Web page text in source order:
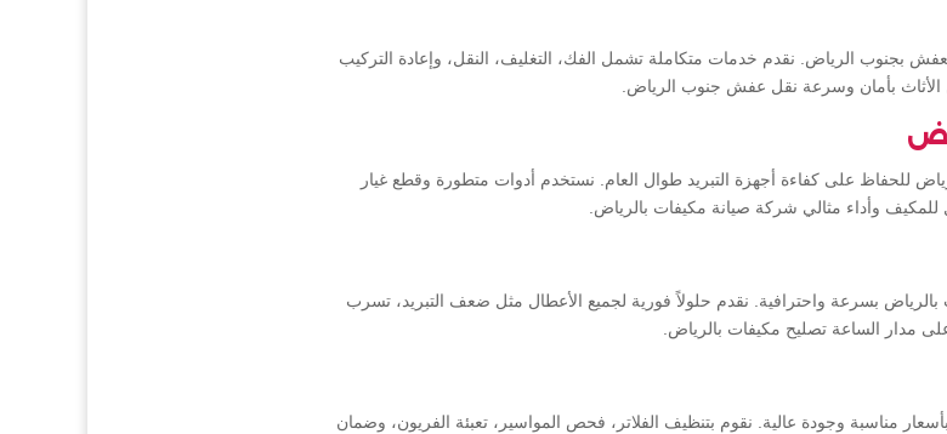
بجنوب الرياض. نقدم خدمات متكاملة تشمل الفك، التغليف، النقل، وإعادة التركيب
بأمان وسرعة نقل عفش جنوب الرياض.
للحفاظ على كفاءة أجهزة التبريد طوال العام. نستخدم أدوات متطورة وقطع غيار
وأداء مثالي شركة صيانة مكيفات بالرياض.
بسرعة واحترافية. نقدم حلولاً فورية لجميع الأعطال مثل ضعف التبريد، تسرب
مدار الساعة تصليح مكيفات بالرياض.
مناسبة وجودة عالية. نقوم بتنظيف الفلاتر، فحص المواسير، تعبئة الفريون، وضمان